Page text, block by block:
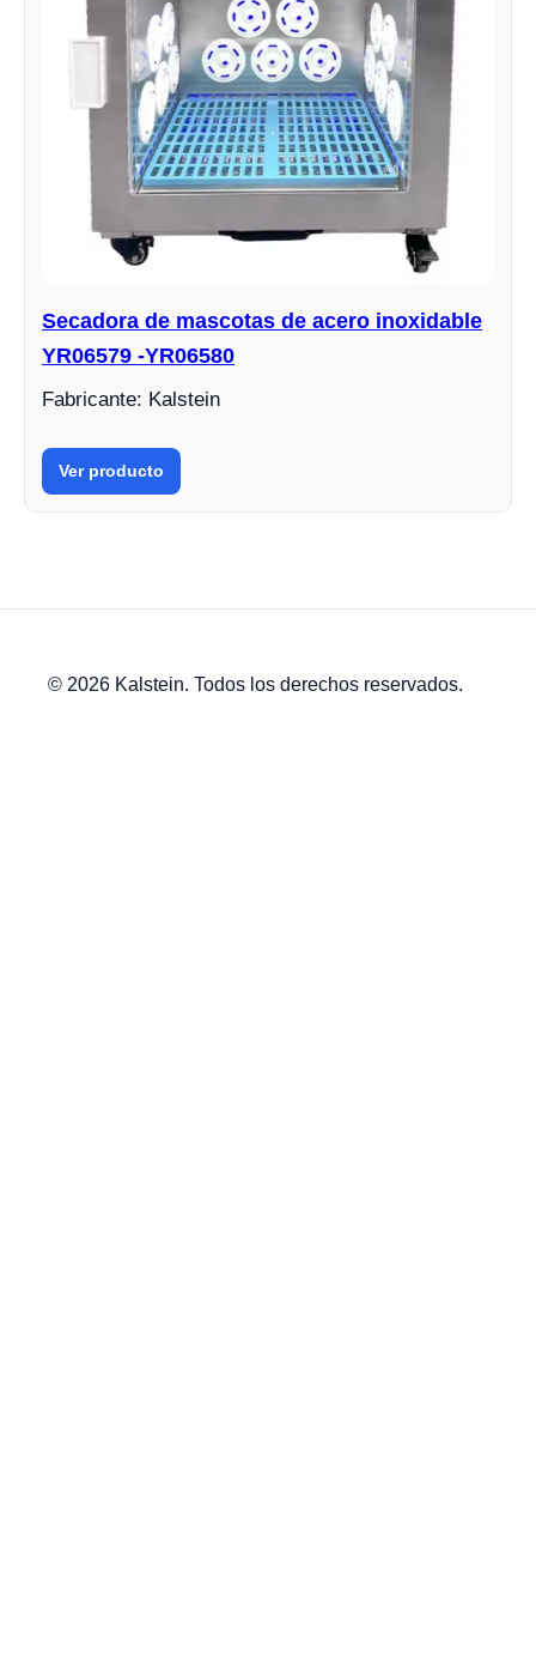
Secadora de mascotas de acero inoxidable
YR06579 -YR06580
Fabricante: Kalstein
Ver producto
© 2026 Kalstein. Todos los derechos reservados.